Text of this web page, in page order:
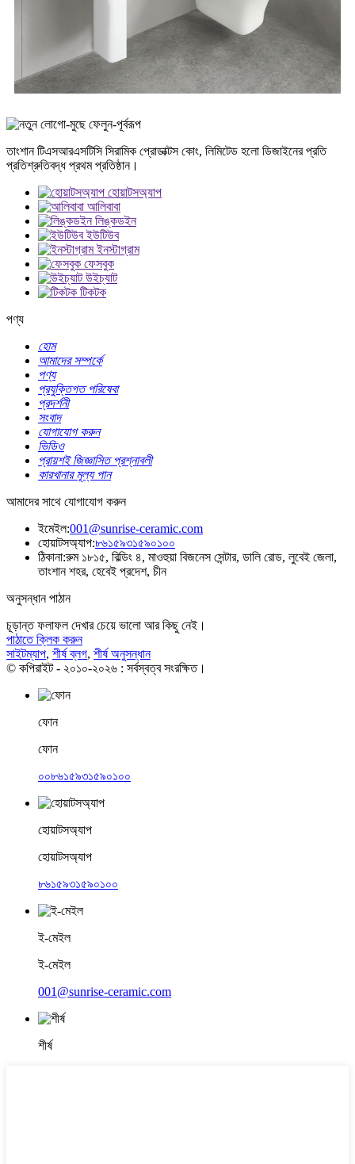
তাংশান টিএসআরএসটিসি সিরামিক প্রোডাক্টস কোং, লিমিটেড হলো ডিজাইনের প্রতি
প্রতিশ্রুতিবদ্ধ প্রথম প্রতিষ্ঠান।
হোয়াটসঅ্যাপ
আলিবাবা
লিঙ্কডইন
ইউটিউব
ইনস্টাগ্রাম
ফেসবুক
উইচ্যাট
টিকটক
পণ্য
হোম
আমাদের সম্পর্কে
পণ্য
প্রযুক্তিগত পরিষেবা
প্রদর্শনী
সংবাদ
যোগাযোগ করুন
ভিডিও
প্রায়শই জিজ্ঞাসিত প্রশ্নাবলী
কারখানার মূল্য পান
আমাদের সাথে যোগাযোগ করুন
ইমেইল:001@sunrise-ceramic.com
হোয়াটসঅ্যাপ:৮৬১৫৯৩১৫৯০১০০
ঠিকানা:রুম ১৮১৫, বিল্ডিং ৪, মাওহুয়া বিজনেস সেন্টার, ডালি রোড, লুবেই জেলা,
তাংশান শহর, হেবেই প্রদেশ, চীন
অনুসন্ধান পাঠান
চূড়ান্ত ফলাফল দেখার চেয়ে ভালো আর কিছু নেই।
পাঠাতে ক্লিক করুন
সাইটম্যাপ, শীর্ষ ব্লগ, শীর্ষ অনুসন্ধান
© কপিরাইট - ২০১০-২০২৬ : সর্বস্বত্ব সংরক্ষিত।
ফোন
ফোন
০০৮৬১৫৯৩১৫৯০১০০
হোয়াটসঅ্যাপ
হোয়াটসঅ্যাপ
৮৬১৫৯৩১৫৯০১০০
ই-মেইল
ই-মেইল
001@sunrise-ceramic.com
শীর্ষ